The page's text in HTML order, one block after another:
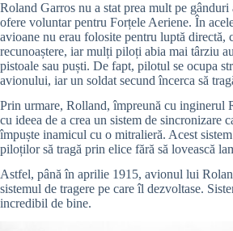
Roland Garros nu a stat prea mult pe gânduri
ofere voluntar pentru Forțele Aeriene. În
avioane nu erau folosite pentru luptă directă,
recunoaștere, iar mulți piloți abia mai târziu
pistoale sau puști. De fapt, pilotul se ocupa
avionului, iar un soldat secund încerca să
Prin urmare, Rolland, împreună cu inginerul
cu ideea de a crea un sistem de sincronizare
împuște inamicul cu o mitralieră. Acest
piloților să tragă prin elice fără să lovească
Astfel, până în aprilie 1915, avionul lui
sistemul de tragere pe care îl dezvoltase.
incredibil de bine.